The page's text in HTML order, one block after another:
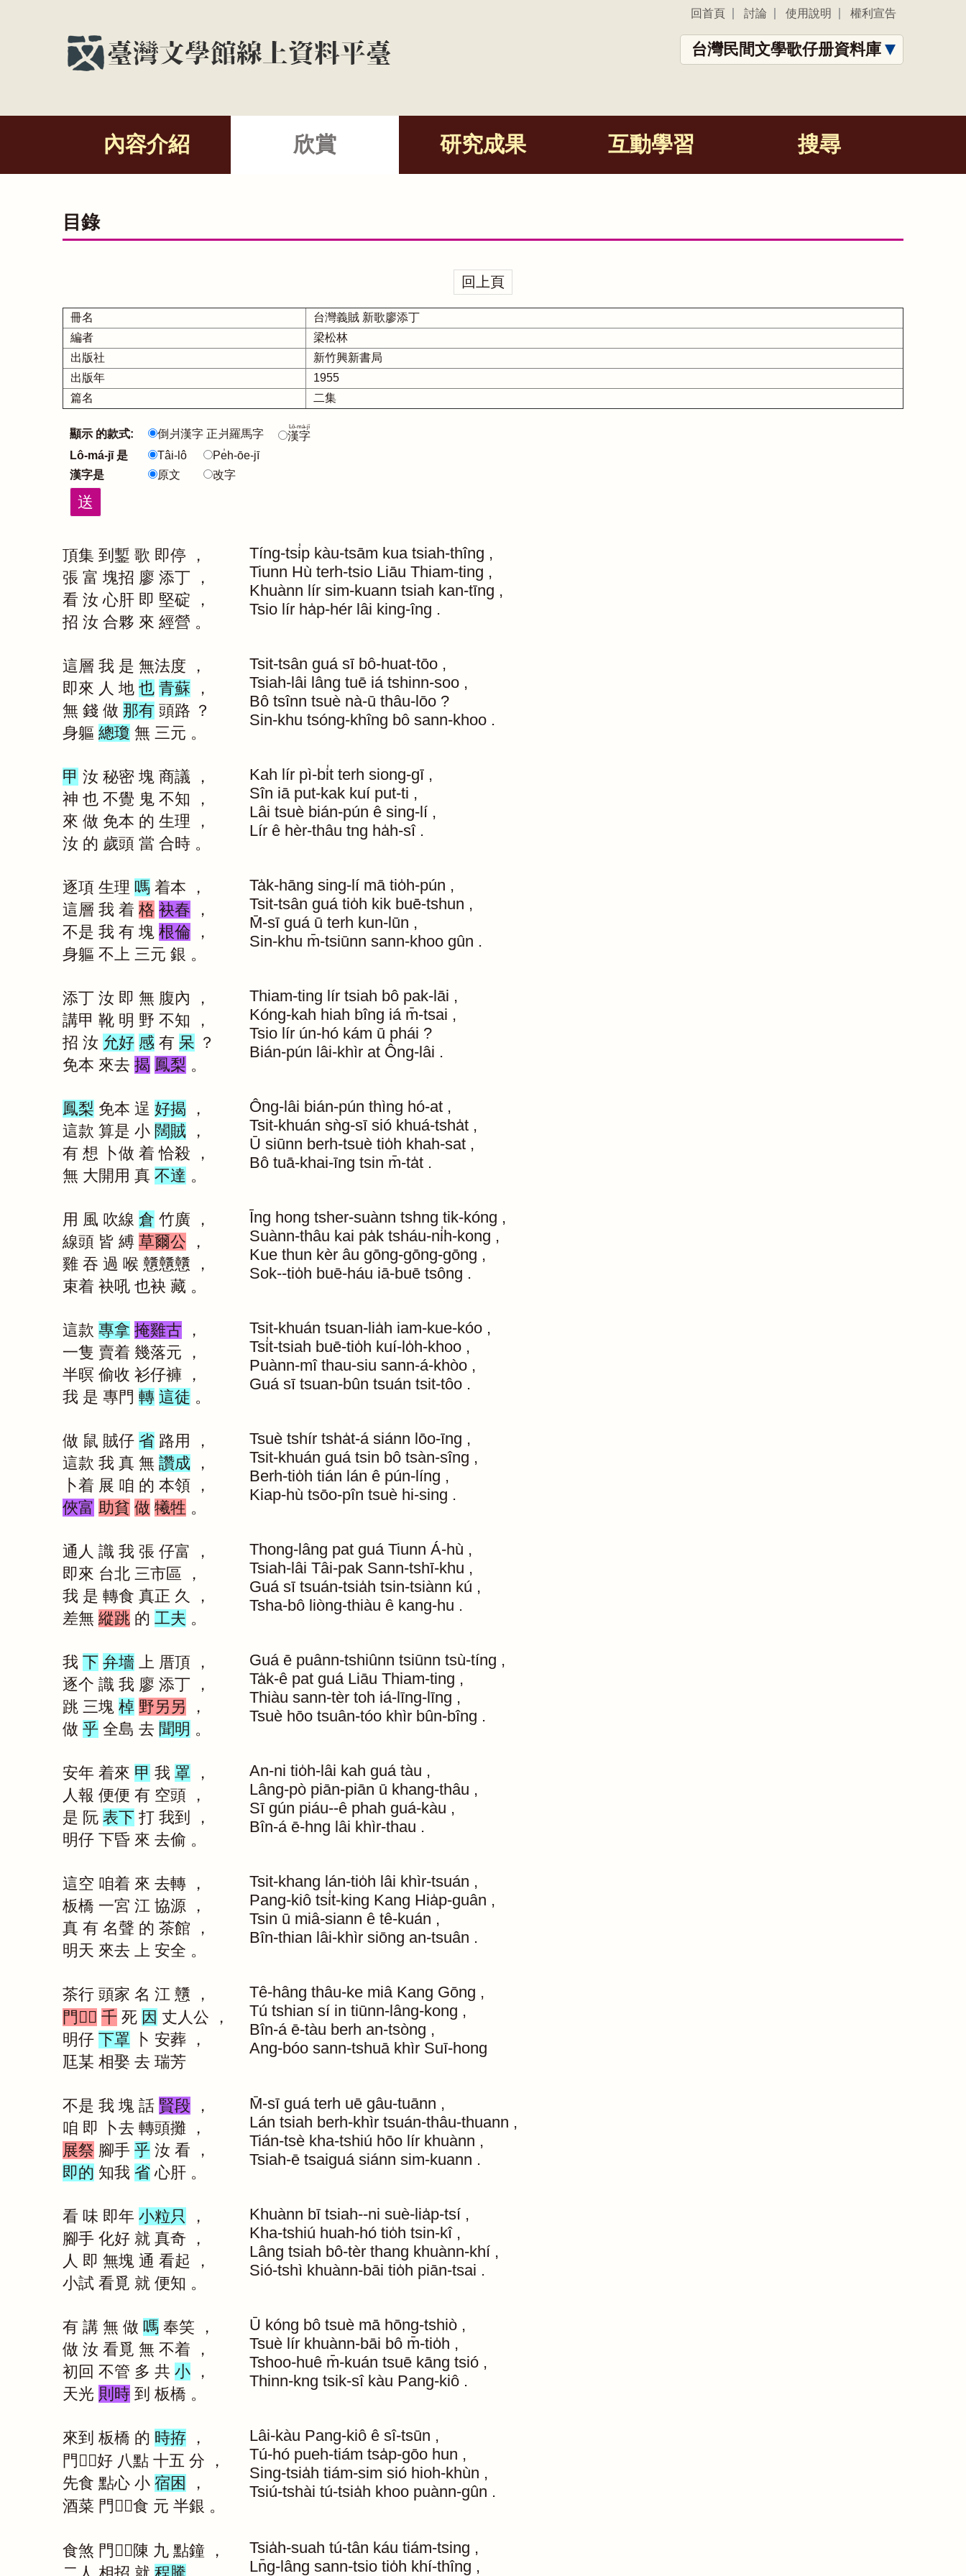
回首頁 討論 使用說明 權利宣告
台灣民間文學歌仔册資料庫
內容介紹 欣賞 研究成果 互動學習 搜尋
目錄
回上頁
冊名
台灣義賊 新歌廖添丁
編者
梁松林
出版社
新竹興新書局
出版年
1955
篇名
二集
顯示 的款式: 倒爿漢字 正爿羅馬字 漢字
Lô-má-jī
Lô-má-jī 是 Tâi-lô
Pe̍h-ōe-jī
漢字是
原文 改字
頂集 到鏨 歌 即停
，
張 富 塊招 廖 添丁
，
看 汝 心肝 即 堅碇
，
招 汝 合夥 來 經營 。
Tíng-tsi̍p kàu-tsām kua tsiah-thîng ,
Tiunn Hù terh-tsio Liāu Thiam-ting ,
Khuànn lír sim-kuann tsiah kan-tīng ,
Tsio lír ha̍p-hér lâi king-îng .
這層 我 是 無法度
，
即來 人 地 也 青蘇
，
無 錢 做 那有 頭路 ？
身軀 總瓊 無 三元 。
Tsit-tsân guá sī bô-huat-tōo ,
Tsiah-lâi lâng tuē iá tshinn-soo ,
Bô tsînn tsuè nà-ū thâu-lōo ?
Sin-khu tsóng-khîng bô sann-khoo .
甲 汝 秘密 塊 商議
，
神 也 不覺 鬼 不知
，
來 做 免本 的 生理
，
汝 的 歲頭 當 合時 。
Kah lír pì-bi̍t terh siong-gī ,
Sîn iā put-kak kuí put-ti ,
Lâi tsuè bián-pún ê sing-lí ,
Lír ê hèr-thâu tng ha̍h-sî .
逐項 生理 嗎 着本
，
這層 我 着 格 袂春
，
不是 我 有 塊 根倫
，
身軀 不上 三元 銀 。
Ta̍k-hāng sing-lí mā tio̍h-pún ,
Tsit-tsân guá tio̍h kik buē-tshun ,
M̄-sī guá ū terh kun-lūn ,
Sin-khu m̄-tsiūnn sann-khoo gûn .
添丁 汝 即 無 腹內
，
講甲 靴 明 野 不知
，
招 汝 允好 感 有 呆 ？
免本 來去 揭 鳳梨 。
Thiam-ting lír tsiah bô pak-lāi ,
Kóng-kah hiah bîng iá m̄-tsai ,
Tsio lír ún-hó kám ū phái ?
Bián-pún lâi-khìr at Ông-lâi .
鳳梨 免本 逞 好揭
，
這款 算是 小 闊賊
，
有 想 卜做 着 恰殺
，
無 大開用 真 不達 。
Ông-lâi bián-pún thìng hó-at ,
Tsit-khuán sǹg-sī sió khuá-tsha̍t ,
Ū siūnn berh-tsuè tio̍h khah-sat ,
Bô tuā-khai-īng tsin m̄-ta̍t .
用 風 吹線 倉 竹廣
，
線頭 皆 縛 草爾公
，
雞 吞 過 喉 戇戇戇
，
束着 袂吼 也袂 藏 。
Īng hong tsher-suànn tshng tik-kóng ,
Suànn-thâu kai pa̍k tsháu-ni̍h-kong ,
Kue thun kèr âu gōng-gōng-gōng ,
Sok--tio̍h buē-háu iā-buē tsông .
這款 專拿 掩雞古
，
一隻 賣着 幾落元
，
半暝 偷收 衫仔褲
，
我 是 專門 轉 這徒 。
Tsit-khuán tsuan-lia̍h iam-kue-kóo ,
Tsi̍t-tsiah buē-tio̍h kuí-lo̍h-khoo ,
Puànn-mî thau-siu sann-á-khòo ,
Guá sī tsuan-bûn tsuán tsit-tôo .
做 鼠 賊仔 省 路用
，
這款 我 真 無 讚成
，
卜着 展 咱 的 本領
，
俠富 助貧 做 犧牲 。
Tsuè tshír tsha̍t-á siánn lōo-īng ,
Tsit-khuán guá tsin bô tsàn-sîng ,
Berh-tio̍h tián lán ê pún-líng ,
Kiap-hù tsōo-pîn tsuè hi-sing .
通人 識 我 張 仔富
，
即來 台北 三市區
，
我 是 轉食 真正 久
，
差無 縱跳 的 工夫 。
Thong-lâng pat guá Tiunn Á-hù ,
Tsiah-lâi Tâi-pak Sann-tshī-khu ,
Guá sī tsuán-tsia̍h tsin-tsiànn kú ,
Tsha-bô liòng-thiàu ê kang-hu .
我 下 弁墻 上 厝頂
，
逐个 識 我 廖 添丁
，
跳 三塊 棹 野另另
，
做 乎 全島 去 聞明 。
Guá ē puânn-tshiûnn tsiūnn tsù-tíng ,
Ta̍k-ê pat guá Liāu Thiam-ting ,
Thiàu sann-tèr toh iá-līng-līng ,
Tsuè hōo tsuân-tóo khìr bûn-bîng .
安年 着來 甲 我 罩
，
人報 便便 有 空頭
，
是 阮 表下 打 我到
，
明仔 下昏 來 去偷 。
An-ni tio̍h-lâi kah guá tàu ,
Lâng-pò piān-piān ū khang-thâu ,
Sī gún piáu--ê phah guá-kàu ,
Bîn-á ē-hng lâi khìr-thau .
這空 咱着 來 去轉
，
板橋 一宮 江 協源
，
真 有 名聲 的 茶館
，
明天 來去 上 安全 。
Tsit-khang lán-tio̍h lâi khìr-tsuán ,
Pang-kiô tsi̍t-king Kang Hia̍p-guân ,
Tsin ū miâ-siann ê tê-kuán ,
Bîn-thian lâi-khìr siōng an-tsuân .
茶行 頭家 名 江 戇
，
門｜ 千 死 因 丈人公
，
明仔 下罩 卜 安葬
，
尫某 相娶 去 瑞芳
Tê-hâng thâu-ke miâ Kang Gōng ,
Tú tshian sí in tiūnn-lâng-kong ,
Bîn-á ē-tàu berh an-tsòng ,
Ang-bóo sann-tshuā khìr Suī-hong
不是 我 塊 話 賢段
，
咱 即 卜去 轉頭攤
，
展祭 腳手 乎 汝 看
，
即的 知我 省 心肝 。
M̄-sī guá terh uē gâu-tuānn ,
Lán tsiah berh-khìr tsuán-thâu-thuann ,
Tián-tsè kha-tshiú hōo lír khuànn ,
Tsiah-ē tsaiguá siánn sim-kuann .
看 味 即年 小粒只
，
腳手 化好 就 真奇
，
人 即 無塊 通 看起
，
小試 看覓 就 便知 。
Khuànn bī tsiah--ni suè-lia̍p-tsí ,
Kha-tshiú huah-hó tio̍h tsin-kî ,
Lâng tsiah bô-tèr thang khuànn-khí ,
Sió-tshì khuànn-bāi tio̍h piān-tsai .
有 講 無 做 嗎 奉笑
，
做 汝 看覓 無 不着
，
初回 不管 多 共 小
，
天光 則時 到 板橋 。
Ū kóng bô tsuè mā hōng-tshiò ,
Tsuè lír khuànn-bāi bô m̄-tio̍h ,
Tshoo-huê m̄-kuán tsuē kāng tsió ,
Thinn-kng tsik-sî kàu Pang-kiô .
來到 板橋 的 時拵
，
門｜好 八點 十五 分
，
先食 點心 小 宿困
，
酒菜 門｜食 元 半銀 。
Lâi-kàu Pang-kiô ê sî-tsūn ,
Tú-hó pueh-tiám tsa̍p-gōo hun ,
Sing-tsia̍h tiám-sim sió hioh-khùn ,
Tsiú-tshài tú-tsia̍h khoo puànn-gûn .
食煞 門｜陳 九 點鐘
，
Tsia̍h-suah tú-tân káu tiám-tsing ,
Ln̄g-lâng sann-tsio tio̍h khí-thîng ,